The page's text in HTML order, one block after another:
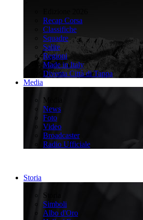
Recap Corsa
Classifiche
Squadre
Salite
Regioni
Made in Italy
Diventa Città di Tappa
Media
Media
News
Foto
Video
Broadcaster
Radio Ufficiale
Storia
Storia
Simboli
Albo d'Oro